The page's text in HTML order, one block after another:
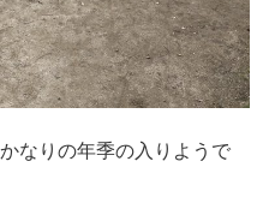
なりの年季の入りようで